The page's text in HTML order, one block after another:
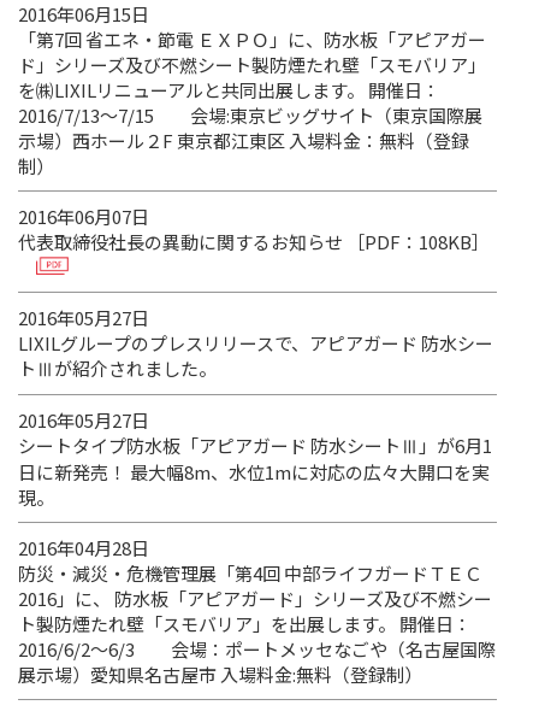
2016年06月15日
「第7回 省エネ・節電 ＥＸＰＯ」に、防水板「アピアガー
ド」シリーズ及び不燃シート製防煙たれ壁「スモバリア」
を㈱LIXILリニューアルと共同出展します。 開催日：
2016/7/13～7/15 会場:東京ビッグサイト（東京国際展
示場）西ホール２F 東京都江東区 入場料金：無料（登録
制）
2016年06月07日
代表取締役社長の異動に関するお知らせ ［PDF：108KB］
2016年05月27日
LIXILグループのプレスリリースで、アピアガード 防水シー
トⅢが紹介されました。
2016年05月27日
シートタイプ防水板「アピアガード 防水シートⅢ」が6月1
日に新発売！ 最大幅8m、水位1mに対応の広々大開口を実
現。
2016年04月28日
防災・減災・危機管理展「第4回 中部ライフガードＴＥＣ
2016」に、 防水板「アピアガード」シリーズ及び不燃シー
ト製防煙たれ壁「スモバリア」を出展します。 開催日：
2016/6/2～6/3 会場：ポートメッセなごや（名古屋国際
展示場）愛知県名古屋市 入場料金:無料（登録制）